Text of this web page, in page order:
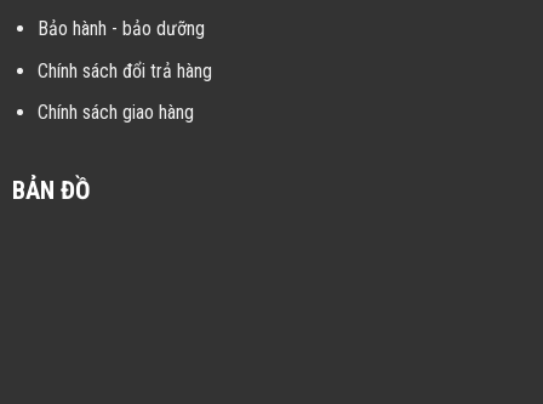
Bảo hành - bảo dưỡng
Chính sách đổi trả hàng
Chính sách giao hàng
BẢN ĐỒ